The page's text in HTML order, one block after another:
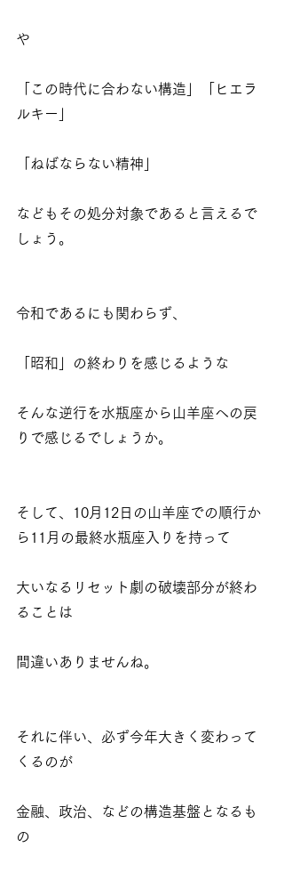
や
「この時代に合わない構造」「ヒエラ
ルキー」
「ねばならない精神」
などもその処分対象であると言えるで
しょう。
令和であるにも関わらず、
「昭和」の終わりを感じるような
そんな逆行を水瓶座から山羊座への戻
りで感じるでしょうか。
そして、10月12日の山羊座での順行か
ら11月の最終水瓶座入りを持って
大いなるリセット劇の破壊部分が終わ
ることは
間違いありませんね。
それに伴い、必ず今年大きく変わって
くるのが
金融、政治、などの構造基盤となるも
の